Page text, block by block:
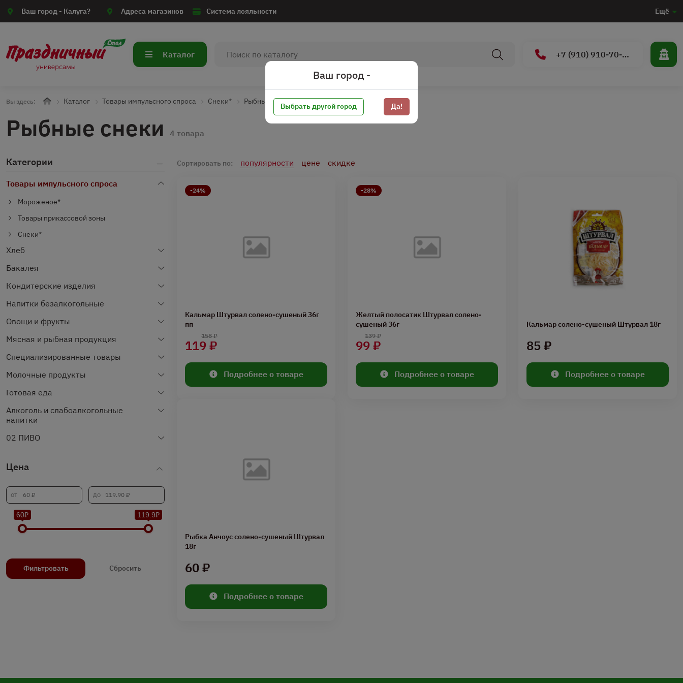
Ваш город - Калуга? Адреса магазинов Система лояльности Ещё
Каталог +7 (910) 910-70-15
Вы здесь: Каталог Товары импульсного спроса Снеки* Рыбные снеки
Рыбные снеки 4 товара
Категории
Товары импульсного спроса
Мороженое*
Товары прикассовой зоны
Снеки*
Хлеб
Бакалея
Кондитерские изделия
Напитки безалкогольные
Овощи и фрукты
Мясная и рыбная продукция
Специализированные товары
Молочные продукты
Готовая еда
Алкоголь и слабоалкогольные
напитки
02 ПИВО
Цена
60₽ 119.9₽
Фильтровать Сбросить
Сортировать по: популярности цене скидке
-24%
Кальмар Штурвал солено-сушеный 36г
пп
119 ₽
158 ₽
Подробнее о товаре
-28%
Желтый полосатик Штурвал солено-
сушеный 36г
99 ₽
139 ₽
Подробнее о товаре
Кальмар солено-сушеный Штурвал 18г
85 ₽
Подробнее о товаре
Рыбка Анчоус солено-сушеный Штурвал
18г
60 ₽
Подробнее о товаре
Ваш город -
Выбрать другой город Да!